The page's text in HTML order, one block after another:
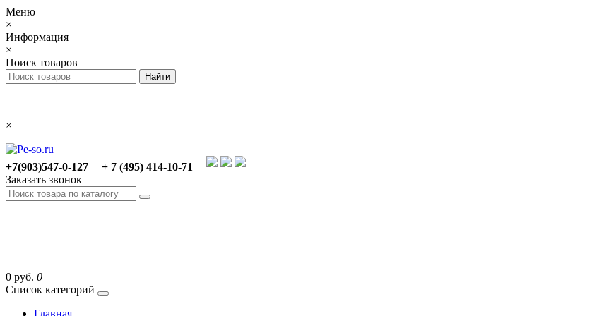
Меню
×
Информация
×
Поиск товаров
×
+7(903)547-0-127
+ 7 (495) 414-10-71
Заказать звонок
0 руб. 0
Список категорий
Главная